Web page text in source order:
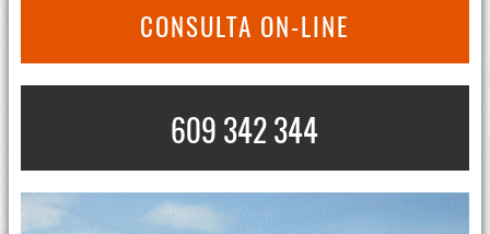
CONSULTA ON-LINE
609 342 344